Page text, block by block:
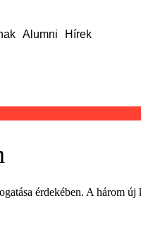
Alumni Hírek
érdekében. A három